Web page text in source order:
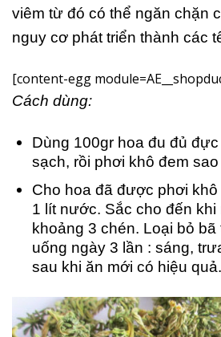
viêm từ đó có thể ngăn chặn
nguy cơ phát triển thành các
[content-egg
Cách dùng:
Dùng 100gr hoa đu đủ
sạch, rồi phơi khô đem
Cho hoa đã được phơi
1 lít nước. Sắc cho đến
khoảng 3 chén. Loại bỏ
uống ngày 3 lần : sáng,
sau khi ăn mới có hiệu quả.